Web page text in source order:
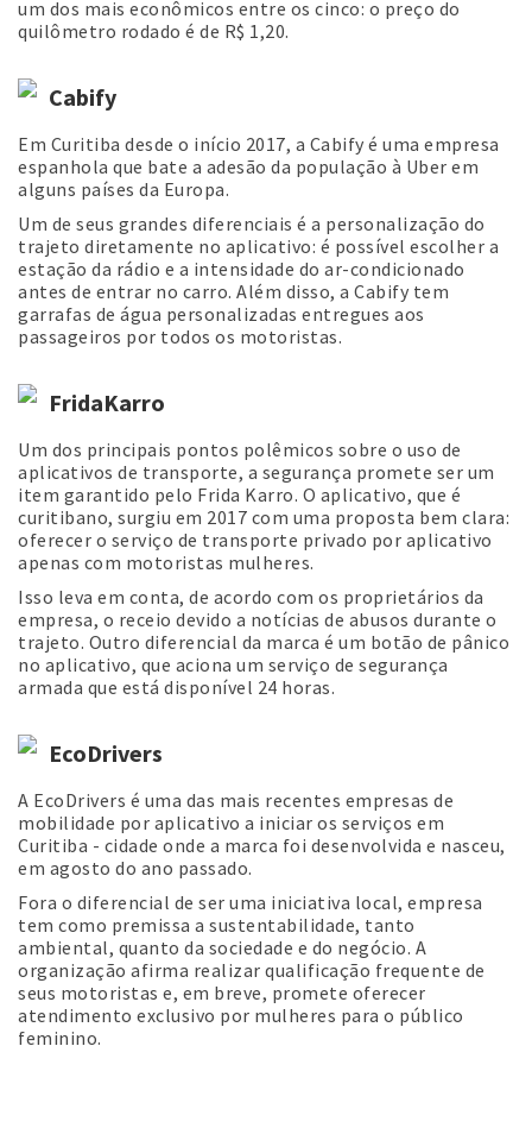
um dos mais econômicos entre os cinco: o preço do
quilômetro rodado é de R$ 1,20.
Cabify
Em Curitiba desde o início 2017, a Cabify é uma empresa
espanhola que bate a adesão da população à Uber em
alguns países da Europa.
Um de seus grandes diferenciais é a personalização do
trajeto diretamente no aplicativo: é possível escolher a
estação da rádio e a intensidade do ar-condicionado
antes de entrar no carro. Além disso, a Cabify tem
garrafas de água personalizadas entregues aos
passageiros por todos os motoristas.
FridaKarro
Um dos principais pontos polêmicos sobre o uso de
aplicativos de transporte, a segurança promete ser um
item garantido pelo Frida Karro. O aplicativo, que é
curitibano, surgiu em 2017 com uma proposta bem clara:
oferecer o serviço de transporte privado por aplicativo
apenas com motoristas mulheres.
Isso leva em conta, de acordo com os proprietários da
empresa, o receio devido a notícias de abusos durante o
trajeto. Outro diferencial da marca é um botão de pânico
no aplicativo, que aciona um serviço de segurança
armada que está disponível 24 horas.
EcoDrivers
A EcoDrivers é uma das mais recentes empresas de
mobilidade por aplicativo a iniciar os serviços em
Curitiba - cidade onde a marca foi desenvolvida e nasceu,
em agosto do ano passado.
Fora o diferencial de ser uma iniciativa local, empresa
tem como premissa a sustentabilidade, tanto
ambiental, quanto da sociedade e do negócio. A
organização afirma realizar qualificação frequente de
seus motoristas e, em breve, promete oferecer
atendimento exclusivo por mulheres para o público
feminino.